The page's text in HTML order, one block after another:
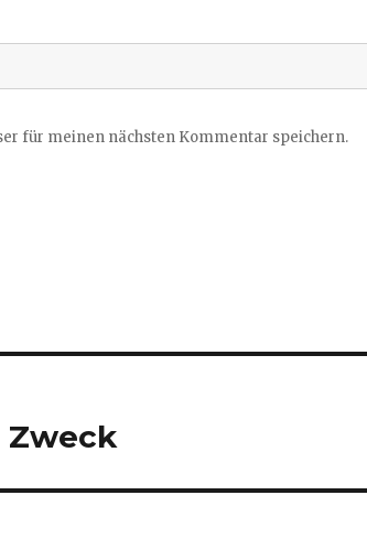
für meinen nächsten Kommentar speichern.
Zweck